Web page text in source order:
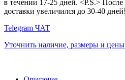
в течении 17-25 дней. <P.S.>
доставки увеличился до 30-40 дней!
Telegram ЧАТ
Уточнить наличие, размеры и цены